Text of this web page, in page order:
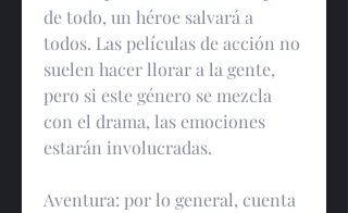
de todo, un héroe salvará a
todos. Las películas de acción no
suelen hacer llorar a la gente,
pero si este género se mezcla
con el drama, las emociones
estarán involucradas.
Aventura: por lo general, cuenta